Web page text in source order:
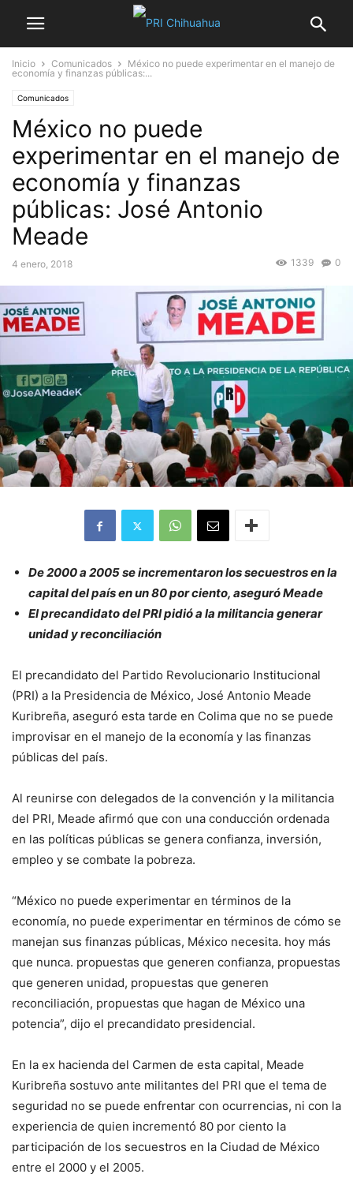
Inicio Comunicados
México no puede experimentar en el manejo de
economía y finanzas públicas:...
Comunicados
México no puede
experimentar en el manejo de
economía y finanzas
públicas: José Antonio
Meade
4 enero, 2018 0
1339
De 2000 a 2005 se incrementaron los secuestros en la
capital del país en un 80 por ciento, aseguró Meade
El precandidato del PRI pidió a la militancia generar
unidad y reconciliación
El precandidato del Partido Revolucionario Institucional
(PRI) a la Presidencia de México, José Antonio Meade
Kuribreña, aseguró esta tarde en Colima que no se puede
improvisar en el manejo de la economía y las finanzas
públicas del país.
Al reunirse con delegados de la convención y la militancia
del PRI, Meade afirmó que con una conducción ordenada
en las políticas públicas se genera confianza, inversión,
empleo y se combate la pobreza.
“México no puede experimentar en términos de la
economía, no puede experimentar en términos de cómo se
manejan sus finanzas públicas, México necesita. hoy más
que nunca. propuestas que generen confianza, propuestas
que generen unidad, propuestas que generen
reconciliación, propuestas que hagan de México una
potencia”, dijo el precandidato presidencial.
En la ex hacienda del Carmen de esta capital, Meade
Kuribreña sostuvo ante militantes del PRI que el tema de
seguridad no se puede enfrentar con ocurrencias, ni con la
experiencia de quien incrementó 80 por ciento la
participación de los secuestros en la Ciudad de México
entre el 2000 y el 2005.